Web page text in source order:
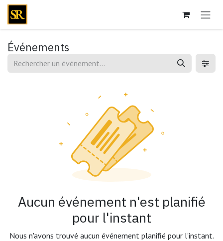
Se rendre au contenu
Événements
Aucun événement n'est planifié
pour l'instant
Nous n'avons trouvé aucun événement planifié pour l'instant.